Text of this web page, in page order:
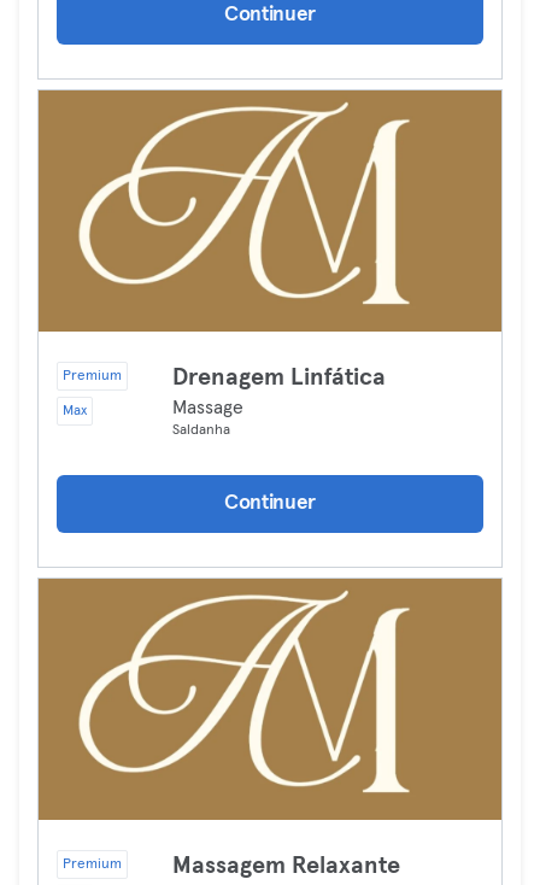
Continuer
Premium
Max
Drenagem Linfática
Massage
Saldanha
Continuer
Premium Massagem Relaxante